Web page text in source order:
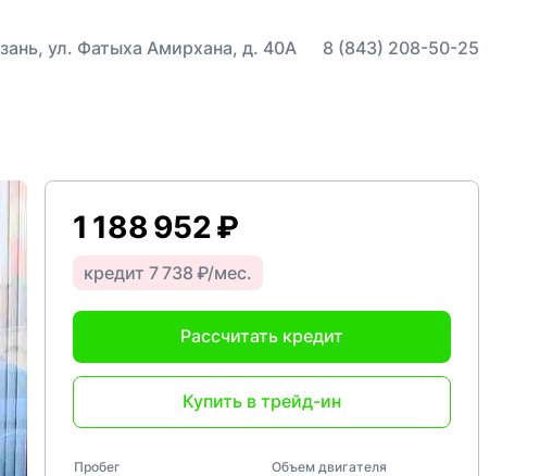
ул. Фатыха Амирхана, д. 40А 8 (843) 208-50-25
1 188 952 ₽
кредит 7 738 ₽/мес.
Рассчитать кредит
Купить в трейд-ин
Пробег Объем двигателя